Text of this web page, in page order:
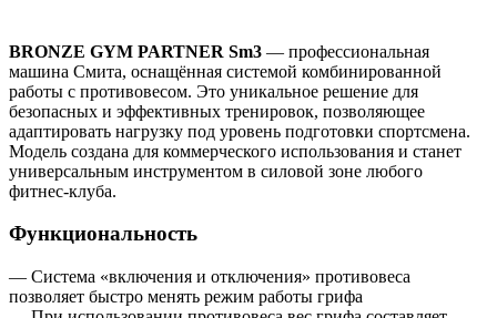
BRONZE GYM PARTNER Sm3 — профессиональная
машина Смита, оснащённая системой комбинированной
работы с противовесом. Это уникальное решение для
безопасных и эффективных тренировок, позволяющее
адаптировать нагрузку под уровень подготовки спортсмена.
Модель создана для коммерческого использования и станет
универсальным инструментом в силовой зоне любого
фитнес‑клуба.
Функциональность
— Система «включения и отключения» противовеса
позволяет быстро менять режим работы грифа